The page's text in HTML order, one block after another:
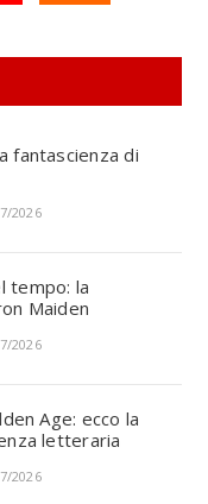
fantascienza di
2026
tempo: la
Maiden
2026
Age: ecco la
letteraria
2026